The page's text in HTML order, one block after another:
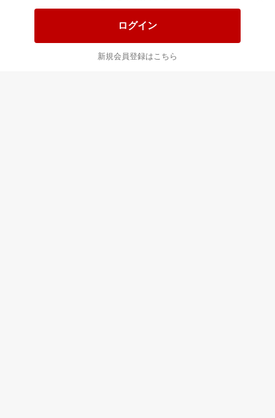
ログイン
新規会員登録はこちら
楽天ショッピングサービスご利用規約